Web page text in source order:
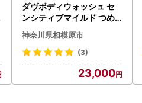
ダヴボディウォッシュ セ
ンシティブマイルド つめ
かえ用640g×9 ※離島への
配送不可
神奈川県相模原市
(3)
23,000